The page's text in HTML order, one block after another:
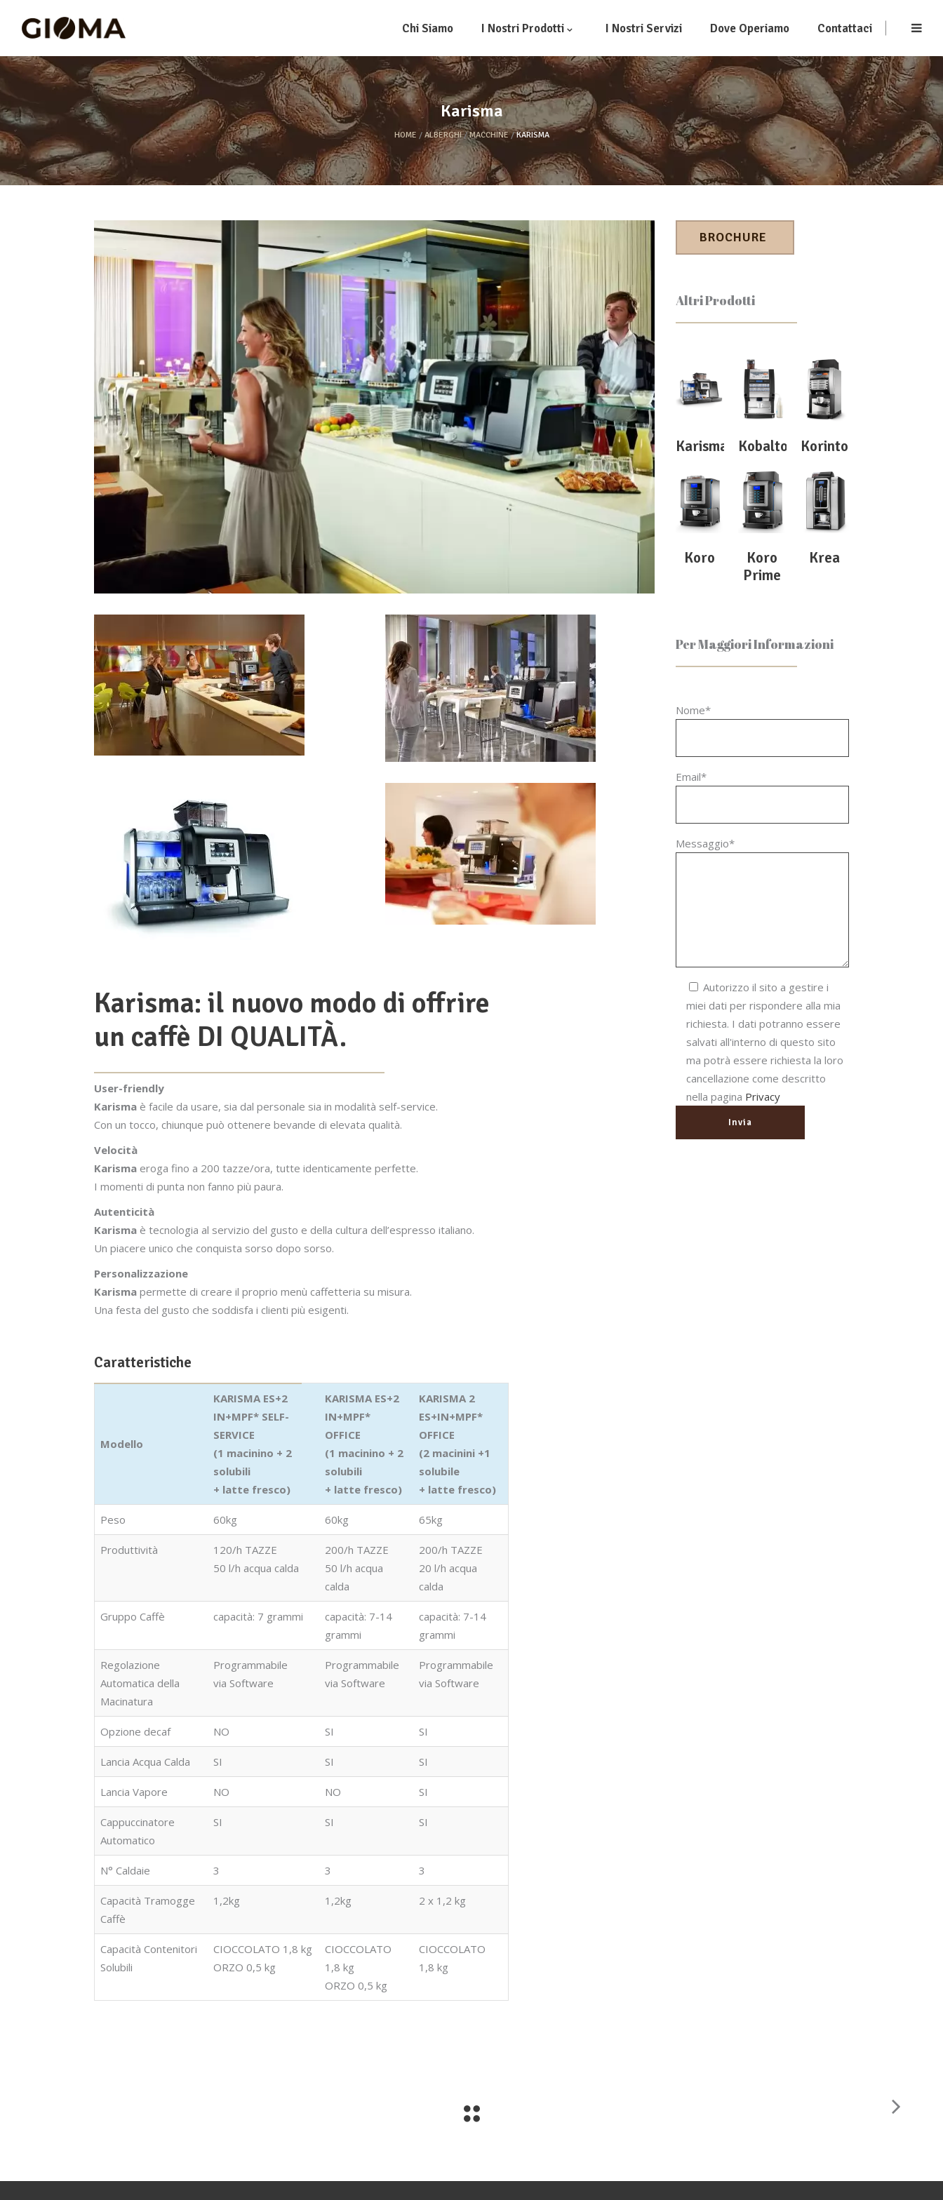
Chi Siamo I Nostri Prodotti I Nostri Servizi Dove Operiamo Contattaci
Karisma
HOME ALBERGHI MACCHINE KARISMA
Karisma: il nuovo modo di offrire
un caffè DI QUALITÀ.
User-friendly
Karisma è facile da usare, sia dal personale sia in modalità self-service.
Con un tocco, chiunque può ottenere bevande di elevata qualità.
Velocità
Karisma eroga fino a 200 tazze/ora, tutte identicamente perfette.
I momenti di punta non fanno più paura.
Autenticità
Karisma è tecnologia al servizio del gusto e della cultura dell’espresso italiano.
Un piacere unico che conquista sorso dopo sorso.
Personalizzazione
Karisma permette di creare il proprio menù caffetteria su misura.
Una festa del gusto che soddisfa i clienti più esigenti.
Caratteristiche
Modello
KARISMA ES+2
IN+MPF* SELF-
SERVICE
(1 macinino + 2
solubili
+ latte fresco)
KARISMA ES+2
IN+MPF*
OFFICE
(1 macinino + 2
solubili
+ latte fresco)
KARISMA 2
ES+IN+MPF*
OFFICE
(2 macinini +1
solubile
+ latte fresco)
Peso 60kg 60kg 65kg
Produttività
120/h TAZZE
50 l/h acqua calda
200/h TAZZE
50 l/h acqua
calda
200/h TAZZE
20 l/h acqua
calda
Gruppo Caffè capacità: 7 grammi
capacità: 7-14
grammi
capacità: 7-14
grammi
Regolazione
Automatica della
Macinatura
Programmabile
via Software
Programmabile
via Software
Programmabile
via Software
Opzione decaf NO SI SI
Lancia Acqua Calda SI SI SI
Lancia Vapore NO NO SI
Cappuccinatore
Automatico
SI SI SI
N° Caldaie 3 3 3
Capacità Tramogge
Caffè
1,2kg 1,2kg 2 x 1,2 kg
Capacità Contenitori
Solubili
CIOCCOLATO 1,8 kg
ORZO 0,5 kg
CIOCCOLATO
1,8 kg
ORZO 0,5 kg
CIOCCOLATO
1,8 kg
BROCHURE
Altri Prodotti
Karisma Kobalto Korinto
Koro
Koro
Prime
Krea
Per Maggiori Informazioni
Nome*
Email*
Messaggio*
Autorizzo il sito a gestire i
miei dati per rispondere alla mia
richiesta. I dati potranno essere
salvati all'interno di questo sito
ma potrà essere richiesta la loro
cancellazione come descritto
nella pagina Privacy